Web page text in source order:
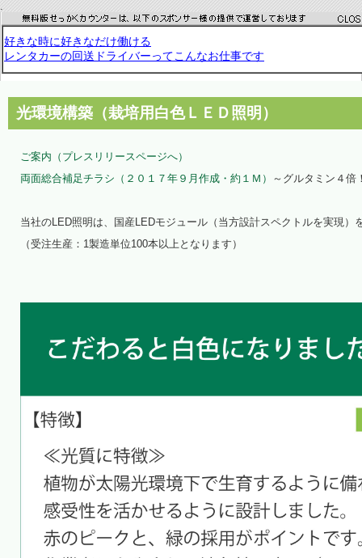
.
光環境構築（栽培用白色ＬＥＤ照明）
ご案内（プレスリリースページへ）
両面総合補足チラシ（２０１７年９月作成・約１Ｍ）
～グルタミン４倍
当社のLED照明は、国産LEDモジュール（当方設計スペクトルを実現
（受注生産：1製造単位100本以上となります）